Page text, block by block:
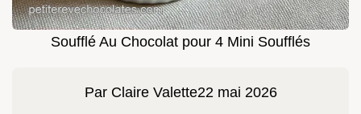
Soufflé Au Chocolat pour 4 Mini Soufflés
Par Claire Valette22 mai 2026